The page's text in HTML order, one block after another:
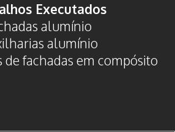
Executados
alumínio
alumínio
de fachadas em compósito